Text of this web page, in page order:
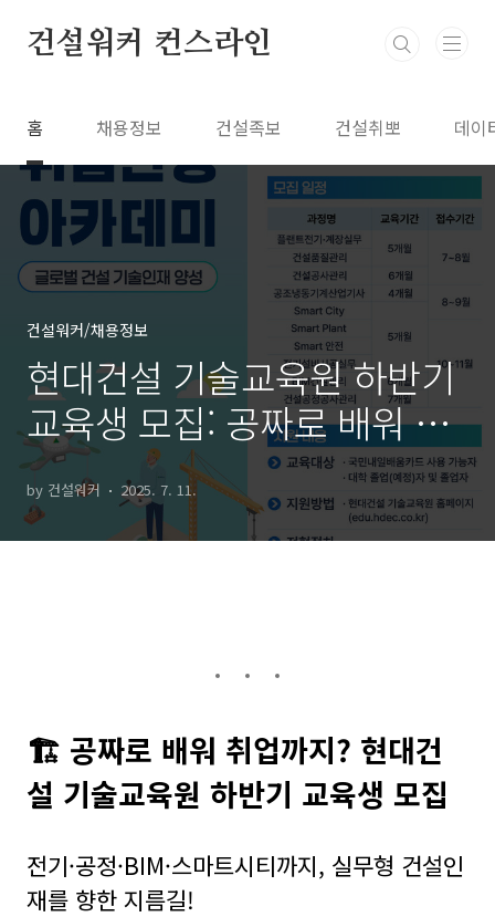
건설워커 컨스라인
홈 채용정보 건설족보 건설취뽀 데이
건설워커/채용정보
현대건설 기술교육원 하반기
교육생 모집: 공짜로 배워 취
업까지?
by 건설워커 2025. 7. 11.
🏗️ 공짜로 배워 취업까지? 현대건
설 기술교육원 하반기 교육생 모집
전기·공정·BIM·스마트시티까지, 실무형 건설인
재를 향한 지름길!